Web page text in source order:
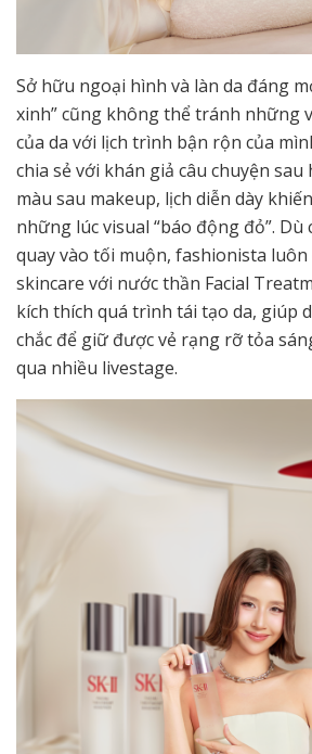
Sở hữu ngoại hình và làn da đáng
xinh” cũng không thể tránh những
của da với lịch trình bận rộn của
chia sẻ với khán giả câu chuyện
màu sau makeup, lịch diễn dày
những lúc visual “báo động đỏ”.
quay vào tối muộn, fashionista
skincare với nước thần Facial
kích thích quá trình tái tạo da, giúp
chắc để giữ được vẻ rạng rỡ tỏa
qua nhiều livestage.